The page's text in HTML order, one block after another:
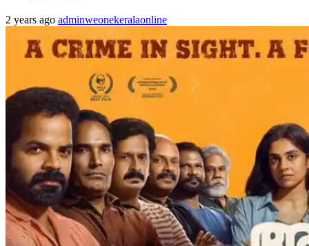
2 years ago adminweonekeralaonline